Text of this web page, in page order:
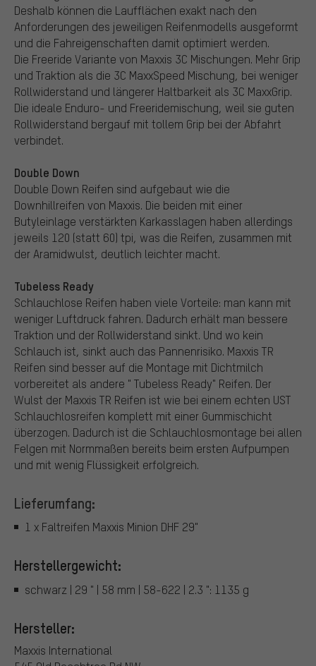
Deshalb können die Laufflächen exakt nach den
Anforderungen des jeweiligen Reifenmodells ausgeformt
und die Fahreigenschaften damit optimiert werden.
Die Freeride Variante von Maxxis 3C Mischungen. Mehr Grip
und Traktion als die 3C MaxxSpeed Mischung, bei weniger
Rollwiderstand und längerer Haltbarkeit als 3C MaxxGrip.
Die ideale Enduro- und Freeridemischung, weil sie guten
Rollwiderstand bergauf mit tollem Grip bei der Abfahrt
verbindet.
Double Down
Double Down Reifen sind aufgebaut wie die
Downhillreifen von Maxxis. Die beiden mit einer
Butyleinlage verstärkten Karkasslagen haben allerdings
jeweils 120 (statt 60) tpi, was die Reifen, zusammen mit
der Aramidwulst, deutlich leichter macht.
Tubeless Ready
Schlauchlose Reifen haben viele Vorteile: man kann mit
weniger Luftdruck fahren. Dadurch erhält man bessere
Traktion und der Rollwiderstand sinkt. Und wo kein
Schlauch ist, sinkt auch das Pannenrisiko. Maxxis TR
Reifen sind besser auf die Montage mit Dichtmilch
vorbereitet als andere " Tubeless Ready" Reifen. Der
Wulst der Maxxis TR Reifen ist wie bei einem echten UST
Schlauchlosreifen komplett mit einer Gummischicht
überzogen. Dadurch ist die Schlauchlosmontage bei allen
Felgen mit Normmaßen bereits beim ersten Aufpumpen
und mit wenig Flüssigkeit erfolgreich.
Lieferumfang:
1 x Faltreifen Maxxis Minion DHF 29"
Herstellergewicht:
schwarz | 29 " | 58 mm | 58-622 | 2.3 ": 1135 g
Hersteller:
Maxxis International